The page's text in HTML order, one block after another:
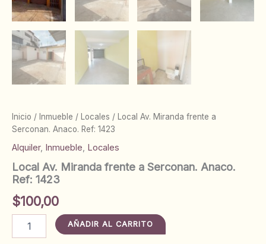
Inicio / Inmueble / Locales / Local Av. Miranda frente a
Serconan. Anaco. Ref: 1423
Alquiler, Inmueble, Locales
Local Av. Miranda frente a Serconan. Anaco.
Ref: 1423
$100,00
AÑADIR AL CARRITO